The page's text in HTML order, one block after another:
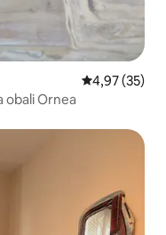
Prosječna
4,97 (35)
obali Ornea